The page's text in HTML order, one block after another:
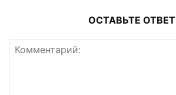
ОСТАВЬТЕ ОТВЕТ